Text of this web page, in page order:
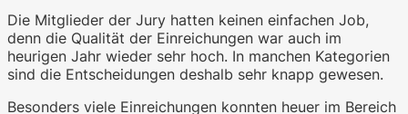
Die Mitglieder der Jury hatten keinen einfachen Job,
denn die Qualität der Einreichungen war auch im
heurigen Jahr wieder sehr hoch. In manchen Kategorien
sind die Entscheidungen deshalb sehr knapp gewesen.
Besonders viele Einreichungen konnten heuer im Bereich